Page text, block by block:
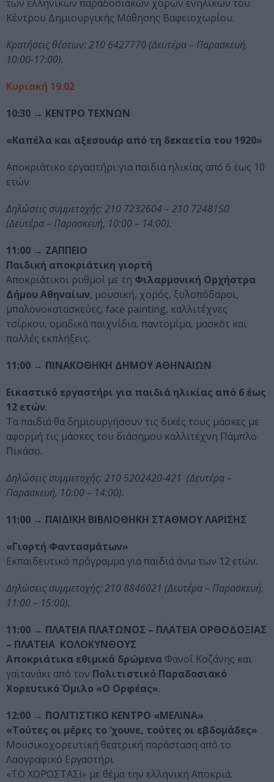
των ελληνικών παραδοσιακών χορών ενηλίκων του
Κέντρου Δημιουργικής Μάθησης Βαφειοχωρίου.
Κρατήσεις θέσεων: 210 6427770 (Δευτέρα – Παρασκευή,
10:00-17:00).
Κυριακή 19.02
10:30 → ΚΕΝΤΡΟ ΤΕΧΝΩΝ
«Καπέλα και αξεσουάρ από τη δεκαετία του 1920»
Αποκριάτικο εργαστήρι για παιδιά ηλικίας από 6 έως 10
ετών.
Δηλώσεις συμμετοχής: 210 7232604 – 210 7248150
(Δευτέρα – Παρασκευή, 10:00 – 14:00).
11:00 → ΖΑΠΠΕΙΟ
Παιδική αποκριάτικη γιορτή
Αποκριάτικοι ρυθμοί με τη Φιλαρμονική Ορχήστρα
Δήμου Αθηναίων, μουσική, χορός, ξυλοπόδαροι,
μπαλονοκατασκεύες, face painting, καλλιτέχνες
τσίρκου, ομαδικά παιχνίδια, παντομίμα, μασκότ και
πολλές εκπλήξεις.
11:00 → ΠΙΝΑΚΟΘΗΚΗ ΔΗΜΟΥ ΑΘΗΝΑΙΩΝ
Εικαστικό εργαστήρι για παιδιά ηλικίας από 6 έως
12 ετών.
Τα παιδιά θα δημιουργήσουν τις δικές τους μάσκες με
αφορμή τις μάσκες του διάσημου καλλιτέχνη Πάμπλο
Πικάσο.
Δηλώσεις συμμετοχής: 210 5202420-421 (Δευτέρα –
Παρασκευή, 10:00 – 14:00).
11:00 → ΠΑΙΔΙΚΗ ΒΙΒΛΙΟΘΗΚΗ ΣΤΑΘΜΟΥ ΛΑΡΙΣΗΣ
«Γιορτή Φαντασμάτων»
Εκπαιδευτικό πρόγραμμα για παιδιά άνω των 12 ετών.
Δηλώσεις συμμετοχής: 210 8846021 (Δευτέρα – Παρασκευή,
11:00 – 15:00).
11:00 → ΠΛΑΤΕΙΑ ΠΛΑΤΩΝΟΣ – ΠΛΑΤΕΙΑ ΟΡΘΟΔΟΞΙΑΣ
– ΠΛΑΤΕΙΑ ΚΟΛΟΚΥΝΘΟΥΣ
Αποκριάτικα εθιμικά δρώμενα Φανοί Κοζάνης και
γαϊτανάκι από τον Πολιτιστικό Παραδοσιακό
Χορευτικό Όμιλο «Ο Ορφέας».
12:00 → ΠΟΛΙΤΙΣΤΙΚΟ ΚΕΝΤΡΟ «ΜΕΛΙΝΑ»
«Τούτες οι μέρες το ‘χουνε, τούτες οι εβδομάδες»
Μουσικοχορευτική θεατρική παράσταση από το
Λαογραφικό Εργαστήρι
«ΤΟ ΧΟΡΟΣΤΑΣΙ» με θέμα την ελληνική Αποκριά.